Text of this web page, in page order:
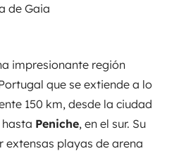
de Gaia
impresionante región
que se extiende a lo
150 km, desde la ciudad
hasta Peniche, en el sur. Su
extensas playas de arena